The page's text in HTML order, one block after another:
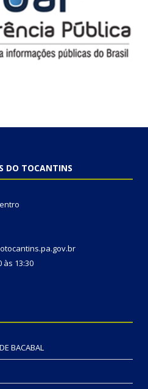
DO TOCANTINS
13:30
BACABAL